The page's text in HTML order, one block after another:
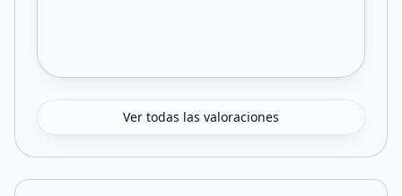
Ver todas las valoraciones